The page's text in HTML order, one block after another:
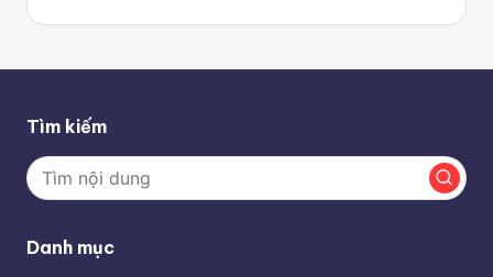
Tìm kiếm
Danh mục